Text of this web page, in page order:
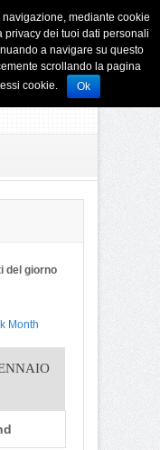
del giorno
Month
mediante cookie
privacy dei tuoi dati personali
a navigare su questo
scrollando la pagina
cookie.
Ok